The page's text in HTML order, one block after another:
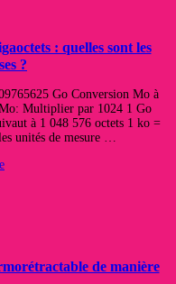
: quelles sont les
?
Go Conversion Mo à
Multiplier par 1024 1 Go
à 1 048 576 octets 1 ko =
unités de mesure …
de manière